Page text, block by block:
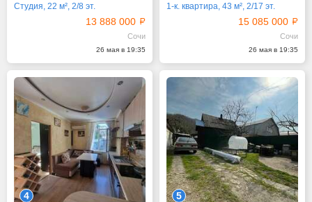
Студия, 22 м², 2/8 эт.
13 888 000
Сочи
26 мая в 19:35
1-к. квартира, 43 м², 2/17 эт.
15 085 000
Сочи
26 мая в 19:35
4 5